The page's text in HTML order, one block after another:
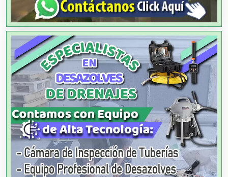
Alquiler de Trajes de Etiqueta
Alta Costura
Aluminio
Ambulancias
Análisis Clínicos